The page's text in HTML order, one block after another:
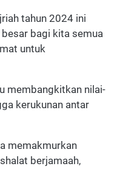
tahun 2024 ini
bagi kita semua
untuk
membangkitkan nilai-
kerukunan antar
memakmurkan
berjamaah,